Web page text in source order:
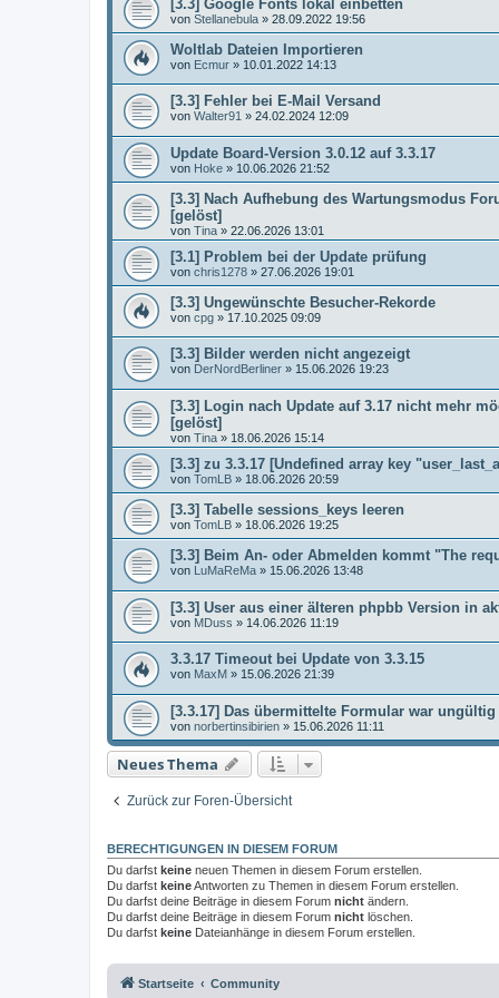
[3.3] Google Fonts lokal einbetten
von Stellanebula » 28.09.2022 19:56
Woltlab Dateien Importieren
von Ecmur » 10.01.2022 14:13
[3.3] Fehler bei E-Mail Versand
von Walter91 » 24.02.2024 12:09
Update Board-Version 3.0.12 auf 3.3.17
von Hoke » 10.06.2026 21:52
[3.3] Nach Aufhebung des Wartungsmodus
[gelöst]
von Tina » 22.06.2026 13:01
[3.1] Problem bei der Update prüfung
von chris1278 » 27.06.2026 19:01
[3.3] Ungewünschte Besucher-Rekorde
von cpg » 17.10.2025 09:09
[3.3] Bilder werden nicht angezeigt
von DerNordBerliner » 15.06.2026 19:23
[3.3] Login nach Update auf 3.17 nicht mehr
[gelöst]
von Tina » 18.06.2026 15:14
[3.3] zu 3.3.17 [Undefined array key
von TomLB » 18.06.2026 20:59
[3.3] Tabelle sessions_keys leeren
von TomLB » 18.06.2026 19:25
[3.3] Beim An- oder Abmelden kommt "The
von LuMaReMa » 15.06.2026 13:48
[3.3] User aus einer älteren phpbb Version in
von MDuss » 14.06.2026 11:19
3.3.17 Timeout bei Update von 3.3.15
von MaxM » 15.06.2026 21:39
[3.3.17] Das übermittelte Formular war ungültig
von norbertinsibirien » 15.06.2026 11:11
Neues Thema
Zurück zur Foren-Übersicht
BERECHTIGUNGEN IN DIESEM FORUM
Du darfst keine neuen Themen in diesem Forum erstellen.
Du darfst keineAntworten zu Themen in diesem Forum erstellen.
Du darfst deine Beiträge in diesem Forum nicht ändern.
Du darfst deine Beiträge in diesem Forum nicht löschen.
Du darfst keine Dateianhänge in diesem Forum erstellen.
Startseite Community